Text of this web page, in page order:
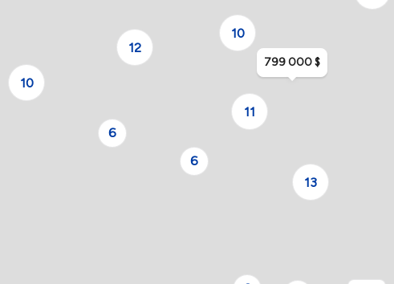
12
6
11
6
13
10
10
799 000 $